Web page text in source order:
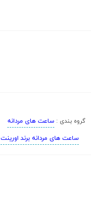
گروه بندی :ساعت های مردانه
ساعت های مردانه برند اورینت